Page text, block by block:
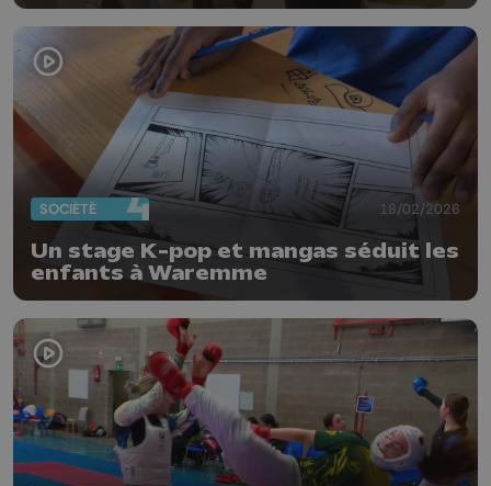
SOCIÉTÉ 18/02/2026
Un stage K-pop et mangas séduit les
enfants à Waremme